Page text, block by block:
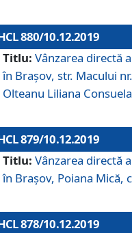
880/10.12.2019
Titlu: Vânzarea directă
în Brașov, str. Macului
Olteanu Liliana
879/10.12.2019
Titlu: Vânzarea directă
în Brașov, Poiana Mică,
878/10.12.2019